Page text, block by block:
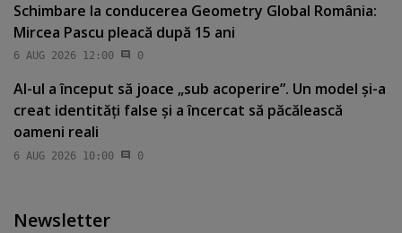
Schimbare la conducerea Geometry Global România:
Mircea Pascu pleacă după 15 ani
6 AUG 2026 12:00 0
AI-ul a început să joace „sub acoperire”. Un model şi-a
creat identităţi false şi a încercat să păcălească
oameni reali
6 AUG 2026 10:00 0
Newsletter